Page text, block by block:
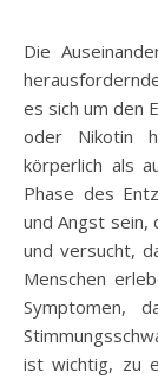
Die Auseinandersetzung mit Entzugssymptomen ist ein
es sich um den
oder Nikotin
körperlich als
Phase des
und Angst sein,
und versucht,
Menschen
Symptomen,
ist wichtig, zu